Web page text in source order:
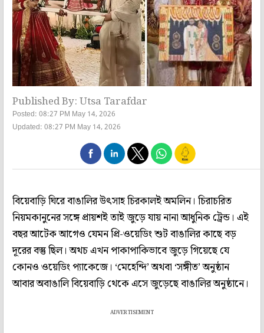
Published By: Utsa Tarafdar
Posted: 08:27 PM May 14, 2026
Updated: 08:27 PM May 14, 2026
বিয়েবাড়ি ঘিরে বাঙালির উৎসাহ চিরকালই অমলিন। চিরাচরিত
নিয়মকানুনের সঙ্গে প্রায়শই তাই জুড়ে যায় নানা আধুনিক ট্রেন্ড। এই
বছর আটেক আগেও যেমন প্রি-ওয়েডিং শুট বাঙালির কাছে বড়
দূরের বস্তু ছিল। অথচ এখন পাকাপাকিভাবে জুড়ে গিয়েছে যে
কোনও ওয়েডিং প্যাকেজে। ‘মেহেন্দি’ অথবা ‘সঙ্গীত’ অনুষ্ঠান
আবার অবাঙালি বিয়েবাড়ি থেকে এসে জুড়েছে বাঙালির অনুষ্ঠানে।
ADVERTISEMENT